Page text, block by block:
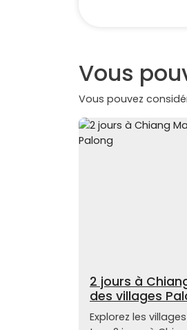
Vous
Vous pouvez
2 jours à
des villages
Explorez les